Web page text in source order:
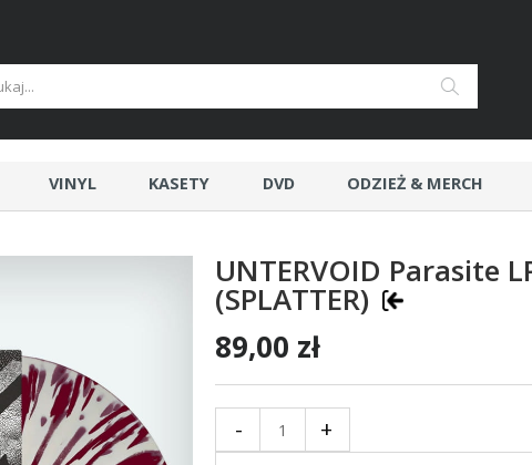
VINYL KASETY DVD ODZIEŻ & MERCH
UNTERVOID Parasite
(SPLATTER)
89,00 zł
- +